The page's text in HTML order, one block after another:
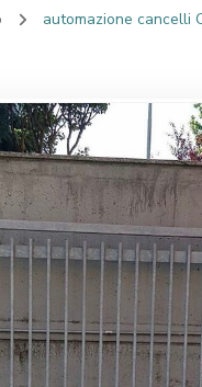
automazione cancelli